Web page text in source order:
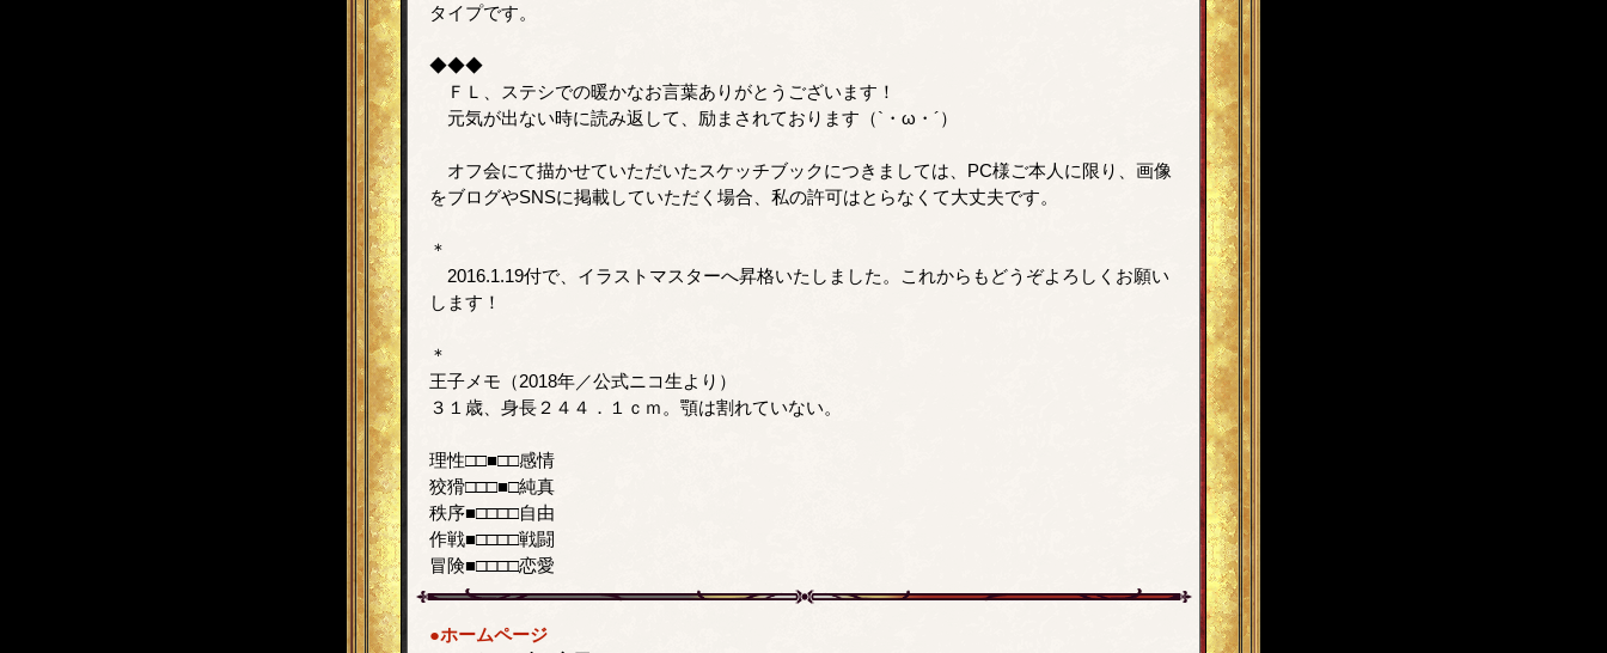
タイプです。
◆◆◆
ＦＬ、ステシでの暖かなお言葉ありがとうございます！
元気が出ない時に読み返して、励まされております（`・ω・´）
オフ会にて描かせていただいたスケッチブックにつきましては、PC様ご本人に限り、画像
をブログやSNSに掲載していただく場合、私の許可はとらなくて大丈夫です。
＊
2016.1.19付で、イラストマスターへ昇格いたしました。これからもどうぞよろしくお願い
します！
＊
王子メモ（2018年／公式ニコ生より）
３１歳、身長２４４．１ｃｍ。顎は割れていない。
理性□□■□□感情
狡猾□□□■□純真
秩序■□□□□自由
作戦■□□□□戦闘
冒険■□□□□恋愛
●ホームページ